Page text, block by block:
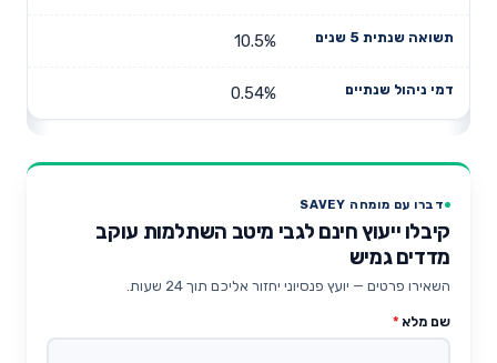
10.5%
0.54%
דברו עם מומחה SAVEY
קיבלו ייעוץ חינם לגבי מיטב השתלמות עוקב
מדדים גמיש
השאירו פרטים — יועץ פנסיוני יחזור אליכם תוך 24 שעות.
שם מלא *